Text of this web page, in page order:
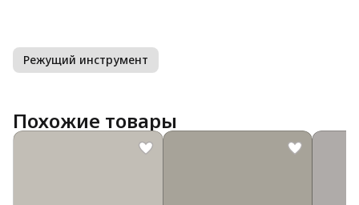
Режущий инструмент
Похожие товары